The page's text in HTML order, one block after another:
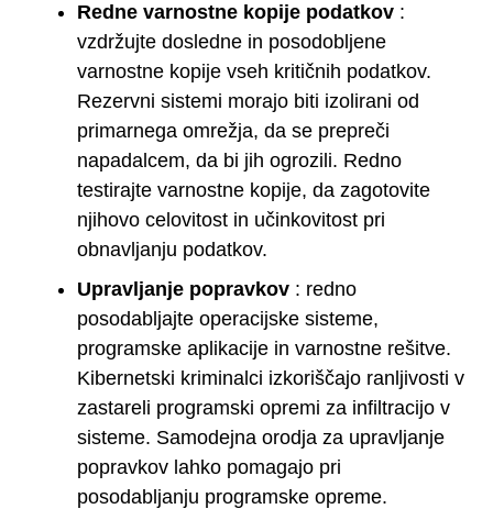
Redne varnostne kopije podatkov :
vzdržujte dosledne in posodobljene
varnostne kopije vseh kritičnih podatkov.
Rezervni sistemi morajo biti izolirani od
primarnega omrežja, da se prepreči
napadalcem, da bi jih ogrozili. Redno
testirajte varnostne kopije, da zagotovite
njihovo celovitost in učinkovitost pri
obnavljanju podatkov.
Upravljanje popravkov : redno
posodabljajte operacijske sisteme,
programske aplikacije in varnostne rešitve.
Kibernetski kriminalci izkoriščajo ranljivosti v
zastareli programski opremi za infiltracijo v
sisteme. Samodejna orodja za upravljanje
popravkov lahko pomagajo pri
posodabljanju programske opreme.